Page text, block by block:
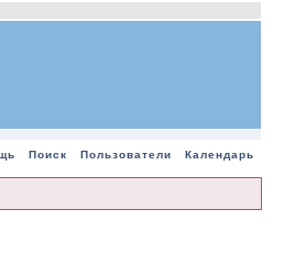
Поиск Пользователи Календарь